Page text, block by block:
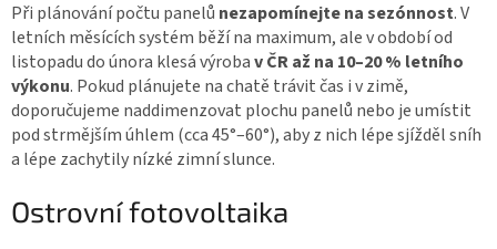
Při plánování počtu panelů nezapomínejte na sezónnost. V
letních měsících systém běží na maximum, ale v období od
listopadu do února klesá výrobav ČR až na 10–20 % letního
výkonu. Pokud plánujete na chatě trávit čas i v zimě,
doporučujeme naddimenzovat plochu panelů nebo je umístit
pod strmějším úhlem (cca 45°–60°), aby z nich lépe sjížděl sníh
a lépe zachytily nízké zimní slunce.
Ostrovnífotovoltaika